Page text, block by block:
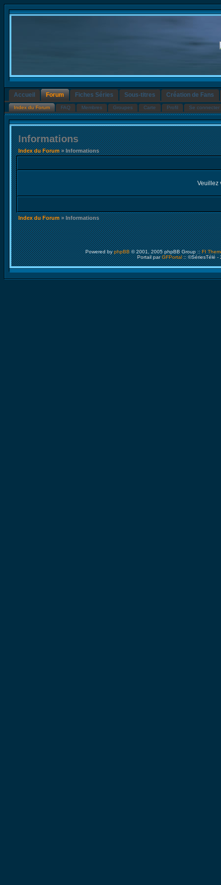
Accueil Forum Fiches Séries Sous-titres Création de Fans
Index du Forum FAQ Membres Groupes Carte Profil Se connecter
Informations
Index du Forum» Informations
Veuillez
Index du Forum» Informations
Powered byphpBB© 2001, 2005 phpBB Group ::FI
Portail parGFPortal:: ©SériesTélé -